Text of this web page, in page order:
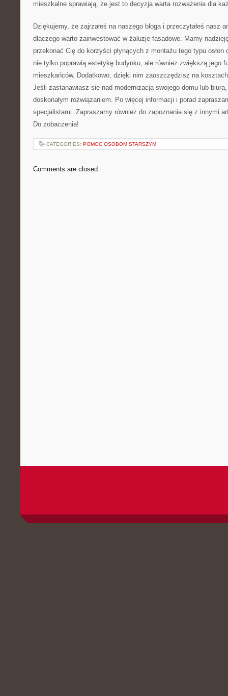
mieszkalne sprawiają,‌ że jest to‍ decyzja ⁢warta ⁣rozważenia dla
Dziękujemy, że zajrzałeś na⁣ naszego bloga i przeczytałeś nasz
⁤dlaczego warto zainwestować w ⁣żaluzje fasadowe. Mamy
przekonać Cię do⁣ korzyści płynących z montażu⁤ tego typu osłon‌
nie tylko ⁤poprawią estetykę‌ budynku,⁣ ale również​ zwiększą jego
mieszkańców. Dodatkowo, dzięki nim zaoszczędzisz ⁤na‍
Jeśli zastanawiasz się nad modernizacją swojego​ domu ​lub
‌doskonałym rozwiązaniem. Po więcej informacji i porad
specjalistami. Zapraszamy również do ‍zapoznania się z innymi
Do‍ zobaczenia!
CATEGORIES: POMOC OSOBOM STARSZYM
Comments are closed.